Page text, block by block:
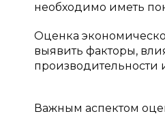
необходимо иметь
Оценка
выявить факторы,
производительности
Важным аспектом